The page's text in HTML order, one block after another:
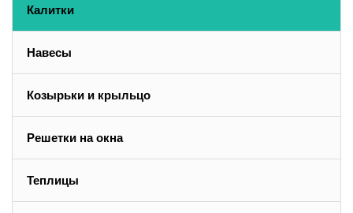
Калитки
Навесы
Козырьки и крыльцо
Решетки на окна
Теплицы